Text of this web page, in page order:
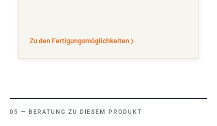
Zu den Fertigungsmöglichkeiten
BERATUNG ZU DIESEM PRODUKT